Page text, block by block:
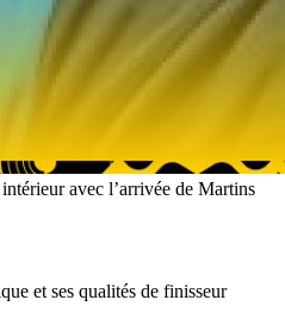
avec l’arrivée de Martins
et ses qualités de finisseur